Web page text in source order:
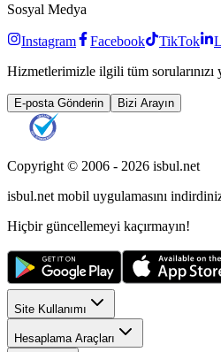
Sosyal Medya
Instagram Facebook TikTok
Hizmetlerimizle ilgili tüm sorularınızı
E-posta Gönderin Bizi Arayın
Copyright © 2006 - 2026 isbul.net
isbul.net mobil uygulamasını
Hiçbir güncellemeyi kaçırmayın!
Site Kullanımı
Hesaplama Araçları